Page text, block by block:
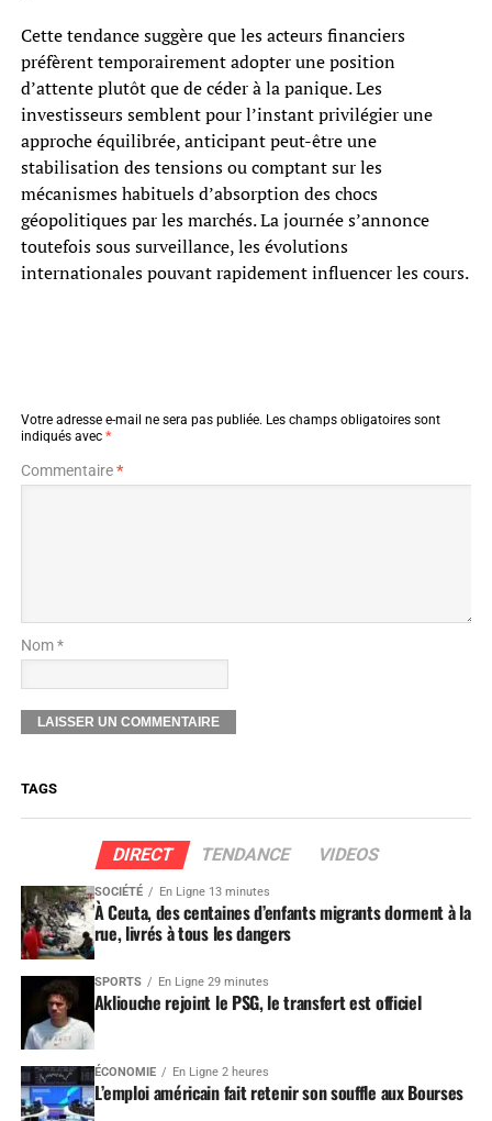
Cette tendance suggère que les acteurs financiers
préfèrent temporairement adopter une position
d’attente plutôt que de céder à la panique. Les
investisseurs semblent pour l’instant privilégier une
approche équilibrée, anticipant peut-être une
stabilisation des tensions ou comptant sur les
mécanismes habituels d’absorption des chocs
géopolitiques par les marchés. La journée s’annonce
toutefois sous surveillance, les évolutions
internationales pouvant rapidement influencer les cours.
Votre adresse e-mail ne sera pas publiée. Les champs obligatoires sont
indiqués avec *
Commentaire*
Nom *
TAGS
DIRECT TENDANCE VIDEOS
SOCIÉTÉ En Ligne 13 minutes
À Ceuta, des centaines d’enfants migrants dorment à la
rue, livrés à tous les dangers
SPORTS En Ligne 29 minutes
Akliouche rejoint le PSG, le transfert est officiel
ÉCONOMIE En Ligne 2 heures
L’emploi américain fait retenir son souffle aux Bourses